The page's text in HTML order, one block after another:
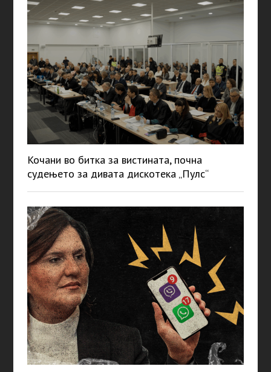
Кочани во битка за вистината, почна
судењето за дивата дискотека „Пулс“